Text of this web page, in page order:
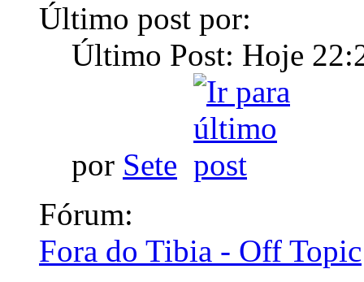
Último post por:
Último Post: Hoje
por Sete
Fórum:
Fora do Tibia - Off Topic